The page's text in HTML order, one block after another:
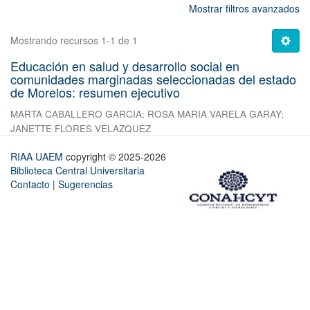
Mostrar filtros avanzados
Mostrando recursos 1-1 de 1
Educación en salud y desarrollo social en
comunidades marginadas seleccionadas del estado
de Morelos: resumen ejecutivo
MARTA CABALLERO GARCIA; ROSA MARIA VARELA GARAY;
JANETTE FLORES VELAZQUEZ
RIAA UAEM copyright © 2025-2026
Biblioteca Central Universitaria
Contacto | Sugerencias